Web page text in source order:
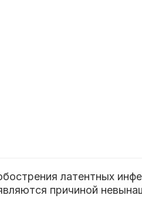
латентных
причиной